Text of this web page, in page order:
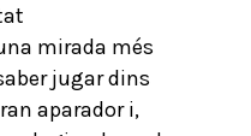
mirada més
jugar dins
aparador i,